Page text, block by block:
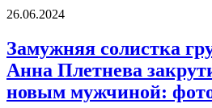
26.06.2024
Замужняя солистка
Анна Плетнева
новым мужчиной: